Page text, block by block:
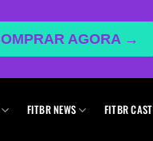
AGORA →
FITBR NEWS FITBR CAST